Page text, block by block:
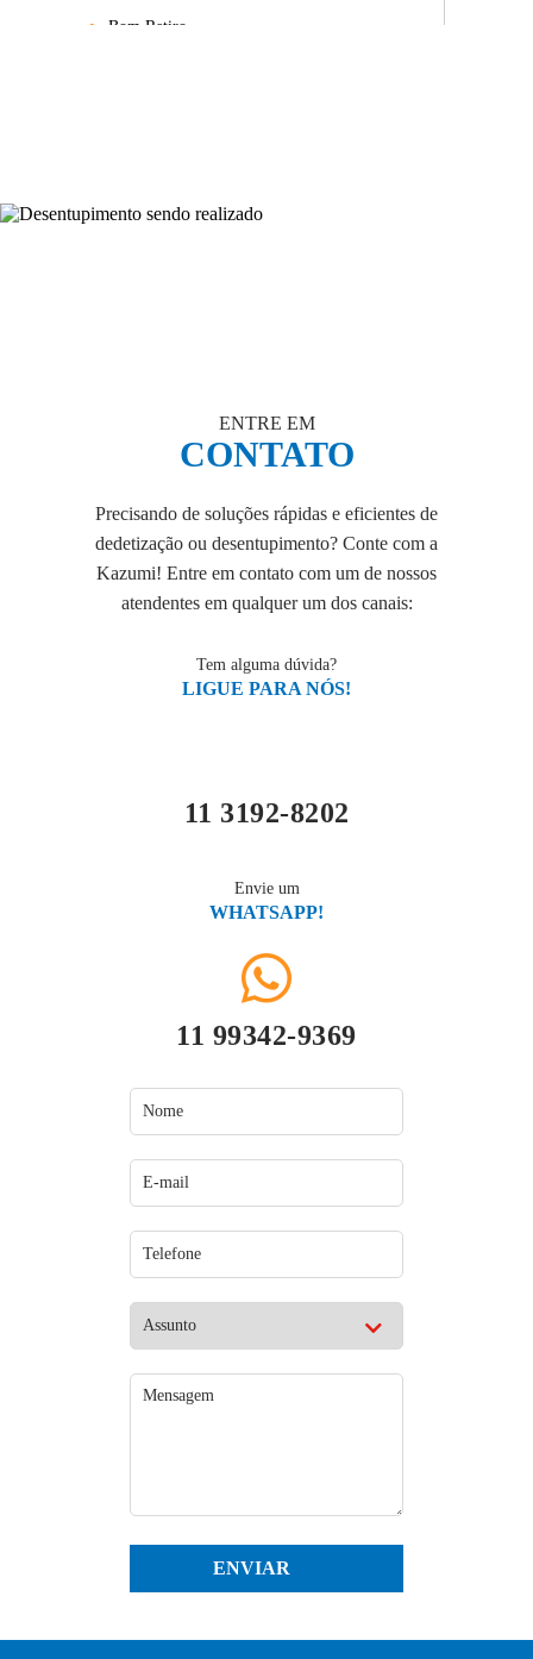
Bom Retiro
Avenida Paulista
ENTRE EM
CONTATO
Precisando de soluções rápidas e eficientes de
dedetização ou desentupimento? Conte com a
Kazumi! Entre em contato com um de nossos
atendentes em qualquer um dos canais:
Tem alguma dúvida?
LIGUE PARA NÓS!
11 3192-8202
Envie um
WHATSAPP!
11 99342-9369
ENVIAR